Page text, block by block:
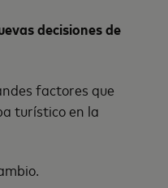
decisiones de
factores que
turístico en la